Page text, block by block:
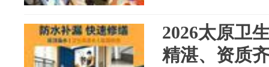
2026太原卫
精湛、资质